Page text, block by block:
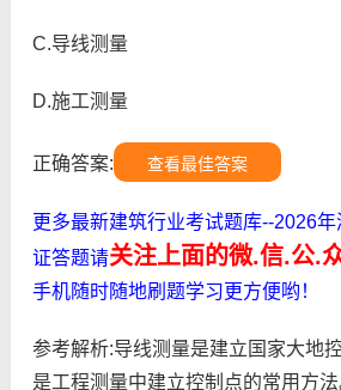
C.导线测量
D.施工测量
正确答案: 查看最佳答案
更多最新建筑行业考试题库--2026
证答题请关注上面的微.信.公.
手机随时随地刷题学习更方便哟！
参考解析:导线测量是建立国家大地
是工程测量中建立控制点的常用方